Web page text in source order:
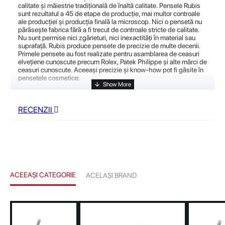
calitate și măiestrie tradițională de înaltă calitate. Pensele Rubis
sunt rezultatul a 45 de etape de producție, mai multor controale
ale producției și producția finală la microscop. Nici o pensetă nu
părăsește fabrica fără a fi trecut de controale stricte de calitate.
Nu sunt permise nici zgârieturi, nici inexactități în material sau
suprafață. Rubis produce pensete de precizie de multe decenii.
Primele pensete au fost realizate pentru asamblarea de ceasuri
elvețiene cunoscute precum Rolex, Patek Philippe și alte mărci de
ceasuri cunoscute. Aceeași precizie și know-how pot fi găsite în
pensetele cosmetice.
RECENZII
ACEEAȘI CATEGORIE ACELAȘI BRAND